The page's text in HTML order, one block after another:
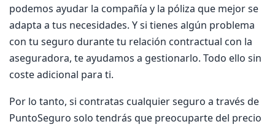
podemos ayudar la compañía y la póliza que mejor se
adapta a tus necesidades. Y si tienes algún problema
con tu seguro durante tu relación contractual con la
aseguradora, te ayudamos a gestionarlo. Todo ello sin
coste adicional para ti.
Por lo tanto, si contratas cualquier seguro a través de
PuntoSeguro solo tendrás que preocuparte del precio